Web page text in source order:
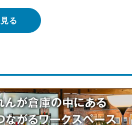
る